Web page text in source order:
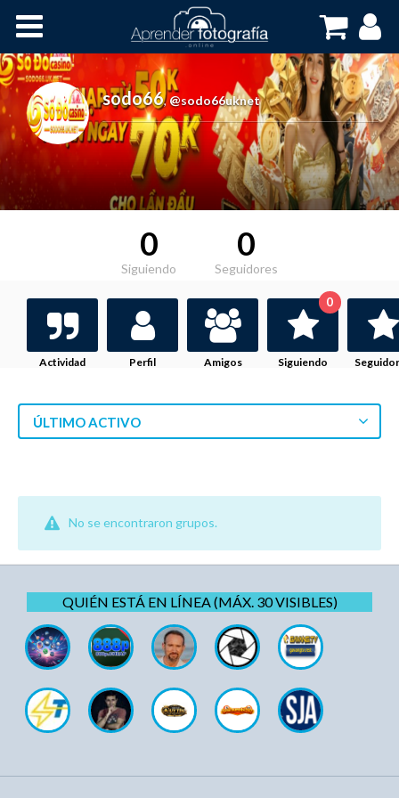
Cursos OnLine
sodo66,@sodo66uknet
0
Siguiendo
0
Seguidores
Actividad Perfil Amigos Siguiendo
0
ÚLTIMO ACTIVO
No se encontraron grupos.
QUIÉN ESTÁ EN LÍNEA (MÁX. 30 VISIBLES)